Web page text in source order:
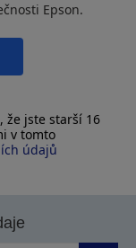
Epson.
že jste starší 16
v tomto
údajů